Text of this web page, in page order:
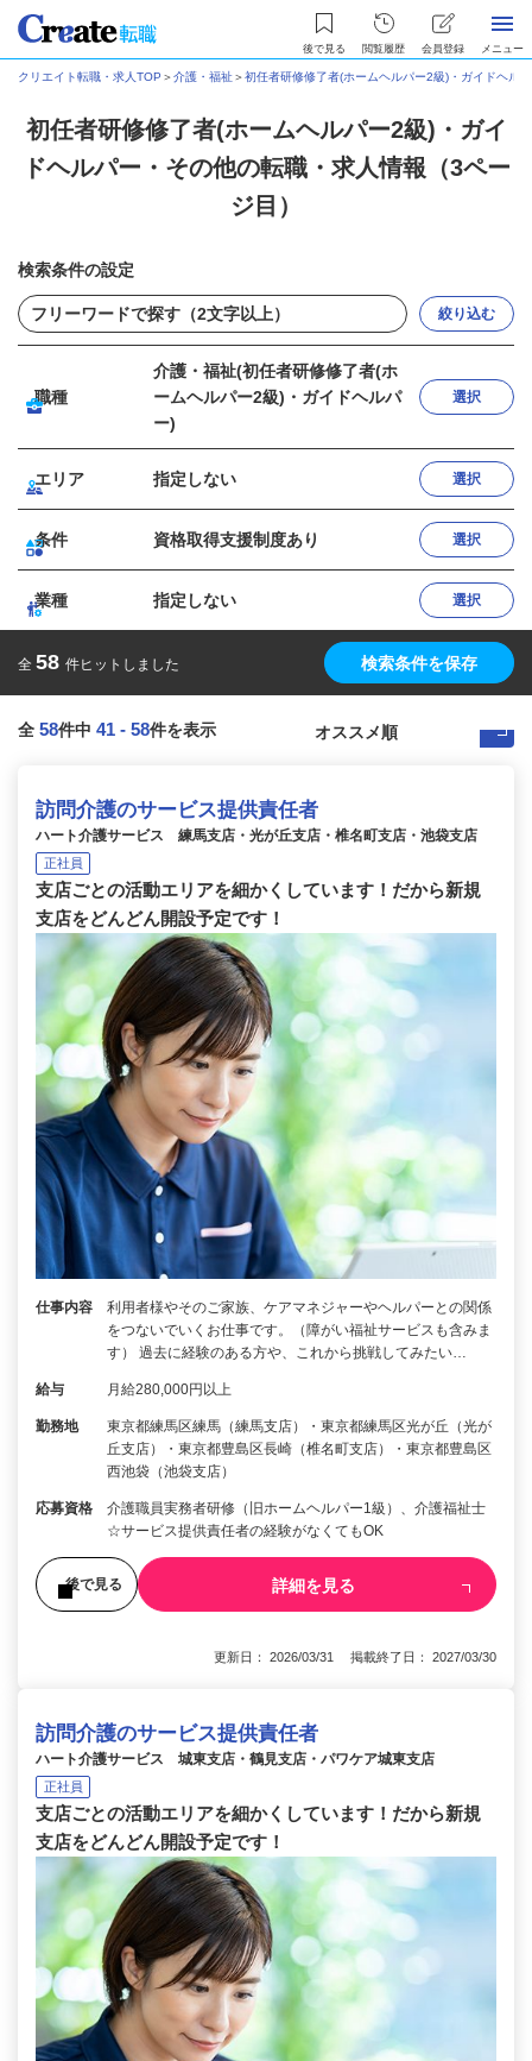
後で見る 閲覧履歴 会員登録 メニュー
クリエイト転職・求人TOP ＞介護・福祉＞初任者研修修了者(ホームヘルパー2級)・ガイドヘル
初任者研修修了者(ホームヘルパー2級)・ガイ
ドヘルパー・その他の転職・求人情報（3ペー
ジ目）
検索条件の設定
絞り込む
職種
介護・福祉(初任者研修修了者(ホ
ームヘルパー2級)・ガイドヘルパ
ー)
選択
エリア 指定しない 選択
条件 資格取得支援制度あり 選択
業種 指定しない 選択
全 58 件ヒットしました 検索条件を保存
全 58件中 41 - 58件を表示
訪問介護のサービス提供責任者
ハート介護サービス 練馬支店・光が丘支店・椎名町支店・池袋支店
正社員
支店ごとの活動エリアを細かくしています！だから新規
支店をどんどん開設予定です！
仕事内容
利用者様やそのご家族、ケアマネジャーやヘルパーとの関係
をつないでいくお仕事です。（障がい福祉サービスも含みま
す） 過去に経験のある方や、これから挑戦してみたい…
給与 月給280,000円以上
勤務地
東京都練馬区練馬（練馬支店）・東京都練馬区光が丘（光が
丘支店）・東京都豊島区長崎（椎名町支店）・東京都豊島区
西池袋（池袋支店）
応募資格
介護職員実務者研修（旧ホームヘルパー1級）、介護福祉士
☆サービス提供責任者の経験がなくてもOK
後で見る 詳細を見る
更新日： 2026/03/31 掲載終了日： 2027/03/30
訪問介護のサービス提供責任者
ハート介護サービス 城東支店・鶴見支店・パワケア城東支店
正社員
支店ごとの活動エリアを細かくしています！だから新規
支店をどんどん開設予定です！